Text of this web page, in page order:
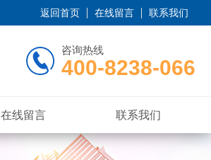
返回首页 在线留言 联系我们
咨询热线
400-8238-066
在线留言 联系我们